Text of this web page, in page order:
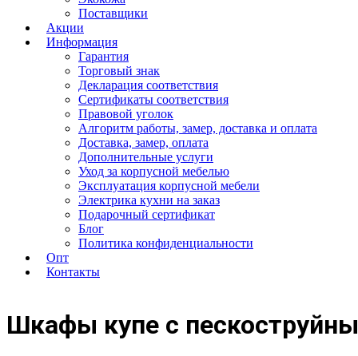
Поставщики
Акции
Информация
Гарантия
Торговый знак
Декларация соответствия
Сертификаты соответствия
Правовой уголок
Алгоритм работы, замер, доставка и оплата
Доставка, замер, оплата
Дополнительные услуги
Уход за корпусной мебелью
Эксплуатация корпусной мебели
Электрика кухни на заказ
Подарочный сертификат
Блог
Политика конфиденциальности
Опт
Контакты
Шкафы купе с